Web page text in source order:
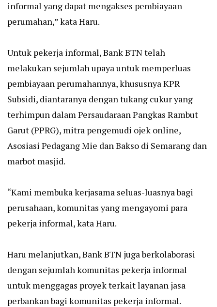
informal yang dapat mengakses pembiayaan
perumahan,” kata Haru.
Untuk pekerja informal, Bank BTN telah
melakukan sejumlah upaya untuk memperluas
pembiayaan perumahannya, khususnya KPR
Subsidi, diantaranya dengan tukang cukur yang
terhimpun dalam Persaudaraan Pangkas Rambut
Garut (PPRG), mitra pengemudi ojek online,
Asosiasi Pedagang Mie dan Bakso di Semarang dan
marbot masjid.
“Kami membuka kerjasama seluas-luasnya bagi
perusahaan, komunitas yang mengayomi para
pekerja informal, kata Haru.
Haru melanjutkan, Bank BTN juga berkolaborasi
dengan sejumlah komunitas pekerja informal
untuk menggagas proyek terkait layanan jasa
perbankan bagi komunitas pekerja informal.